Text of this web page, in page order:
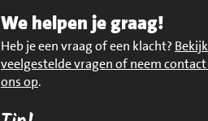
We helpen je graag!
Heb je een vraag of een klacht?
veelgestelde vragen of neem
ons op.